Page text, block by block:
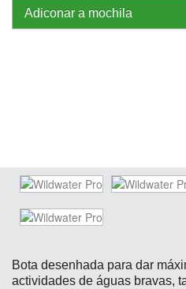
Adiconar a mochila
Bota desenhada para dar
actividades de águas bravas,